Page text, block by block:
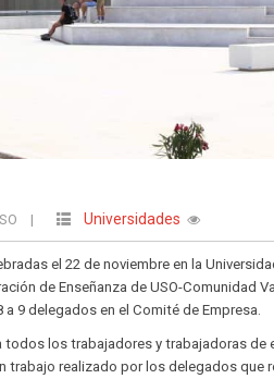
| Universidades
el 22 de noviembre en la
de Enseñanza de USO-Comunidad
9 delegados en el Comité de Empresa.
todos los trabajadores y trabajadoras de
trabajo realizado por los delegados que